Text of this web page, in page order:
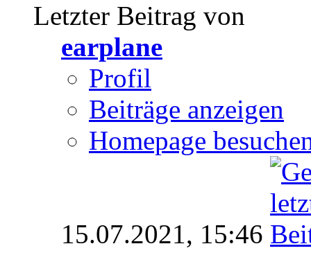
Letzter Beitrag von
earplane
Profil
Beiträge anzeigen
Homepage
15.07.2021, 15:46